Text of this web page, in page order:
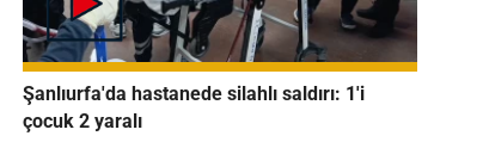
Şanlıurfa'da hastanede silahlı saldırı: 1'i
çocuk 2 yaralı